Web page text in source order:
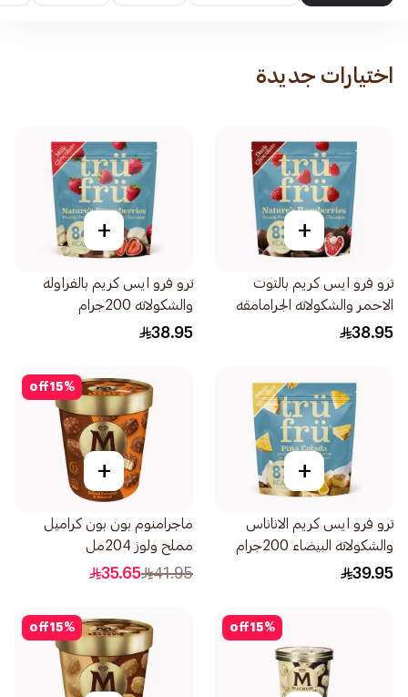
اختيارات جديدة
+
ترو فرو ايس كريم بالتوت
الاحمر والشكولاته الجرامامقه
200جرام
38.95
+
ترو فرو ايس كريم بالفراوله
والشكولاته 200جرام
38.95
+
ترو فرو ايس كريم الاناناس
والشكولاته البيضاء 200جرام
39.95
15%
off
+
ماجرامنوم بون بون كراميل
مملح ولوز 204مل
41.95
35.65
15%
off
15%
off